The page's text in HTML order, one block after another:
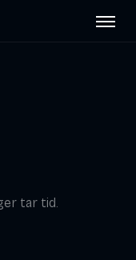
tar tid.